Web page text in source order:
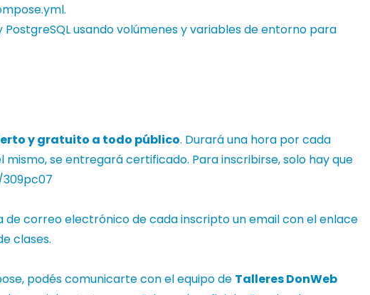
usando volúmenes y variables de entorno para
y gratuito a todo público. Durará una hora por cada
se entregará certificado. Para inscribirse, solo hay que
de correo electrónico de cada inscripto un email con el enlace
clases.
podés comunicarte con el equipo de Talleres DonWeb